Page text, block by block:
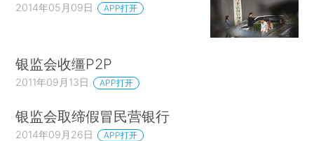
2014年05月09日 APP打开
银监会收缰P2P
2011年09月13日 APP打开
银监会取缔假冒民营银行
2014年09月26日 APP打开